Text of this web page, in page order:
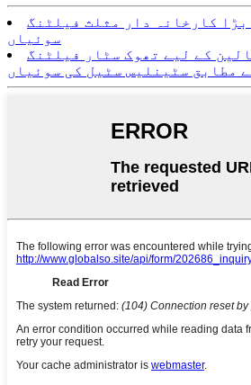
بڑا کارخانہ دار مثلث فیلٹنگ
سوئیاں
کے لیے تھوک سٹار فیلٹنگ
مطابق سٹینلیس سٹیل کی سوئیاں